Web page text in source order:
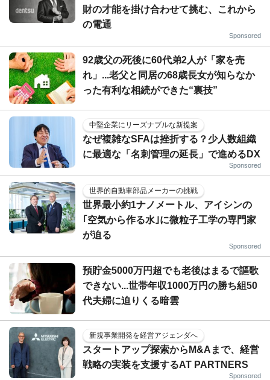
財の才能を掛け合わせて挑む、これから
の電通
Sponsored
92歳父の死後に60代弟2人が「家を売
れ」...老父と同居の68歳長女が知らなか
った有利な相続ができた“裏技”
中堅企業にリーズナブルな新提案
なぜ複雑なSFAは挫折する？少人数組織
に最適な「名刺管理の延長」で進めるDX
Sponsored
世界的自動車部品メーカーの挑戦
世界最小約1ナノメートル、アイシンの
｢空気から作る水｣に微粒子工学の専門家
が迫る
Sponsored
預貯金5000万円超でも老後はまるで謳歌
できない...世帯年収1000万円の勝ち組50
代夫婦に迫りくる暗雲
新規事業開発を経営アジェンダへ
スタートアップ探索からM&Aまで、経営
戦略の実装を支援するAT PARTNERS
Sponsored